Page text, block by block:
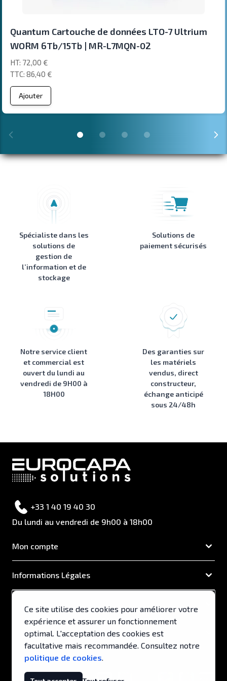
Quantum Cartouche de données LTO-7 Ultrium
WORM 6Tb/15Tb | MR-L7MQN-02
86,40 €
72,00 €
Ajouter
Spécialiste dans les
solutions de
gestion de
l’information et de
stockage
Solutions de
paiement sécurisés
Notre service client
et commercial est
ouvert du lundi au
vendredi de 9H00 à
18H00
Des garanties sur
les matériels
vendus, direct
constructeur,
échange anticipé
sous 24/48h
+33 1 40 19 40 30
Du lundi au vendredi de 9h00 à 18h00
Mon compte
Informations Légales
Support & Services
Ce site utilise des cookies pour améliorer votre
expérience et assurer un fonctionnement
optimal. L'acceptation des cookies est
facultative mais recommandée. Consultez notre
politique de cookies.